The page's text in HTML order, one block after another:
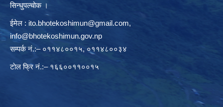
सिन्धुपल्चोक ।
ईमेल : ito.bhotekoshimun@gmail.com,
info@bhotekoshimun.gov.np
सम्पर्क नं.:– ०११४८००१५, ०११४८००३४
टाेल फ्रि नं.:– १६६००११००१५